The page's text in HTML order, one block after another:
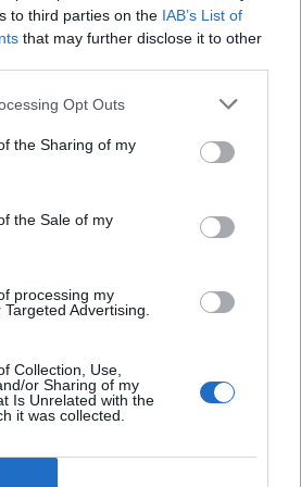
to third parties on the IAB’s List of
that may further disclose it to other
Opt Outs
the Sharing of my
the Sale of my
processing my
Advertising.
Collection, Use,
or Sharing of my
Is Unrelated with the
it was collected.
również wybrany